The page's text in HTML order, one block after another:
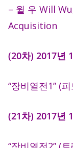
– 윌 우 Will
Acquisition
(20차) 2017년
“장비열전1” (
(21차) 2017년